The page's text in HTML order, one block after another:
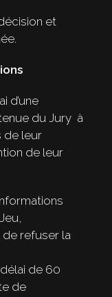
et
d’une
du Jury à
de leur
de leur
de refuser la
de 60
de